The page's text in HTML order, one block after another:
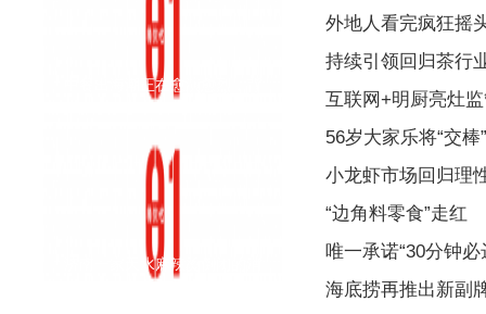
中餐出海潮正在愈演愈烈，背
济南一家天水麻辣烫倒闭的消
外地人看完疯狂摇
持续引领回归茶行
互联网+明厨亮灶
56岁大家乐将“交
小龙虾市场回归理
“边角料零食”走红
唯一承诺“30分钟
海底捞再推出新副